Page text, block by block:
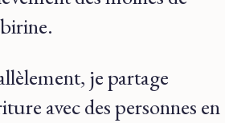
je partage
avec des personnes en